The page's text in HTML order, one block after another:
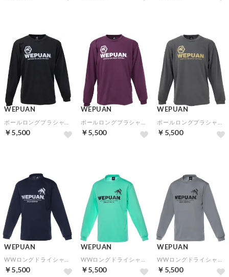
WEPUAN
￥5,500
WEPUAN
￥5,500
WEPUAN
￥5,500
WEPUAN
￥5,500
WEPUAN
￥5,500
WEPUAN
￥5,500